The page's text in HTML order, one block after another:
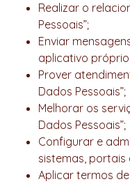
Realizar o
Pessoais”;
Enviar
aplicativo
Prover
Dados Pessoais”;
Melhorar os
Dados Pessoais”;
Configurar e
sistemas, portais
Aplicar termos